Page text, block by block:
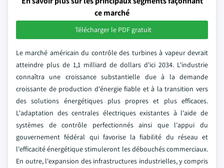
ce marché
Télécharger le PDF gratuit
Le marché américain du contrôle des turbines à vapeur devrait
atteindre plus de 1,1 milliard de dollars d'ici 2034. L'industrie
connaîtra une croissance substantielle due à la demande
croissante de production d'énergie fiable et à la transition vers
des solutions énergétiques plus propres et plus efficaces.
L'adaptation des centrales électriques existantes à l'aide de
systèmes de contrôle perfectionnés ainsi que l'appui du
gouvernement fédéral qui favorise la fiabilité du réseau et
l'efficacité énergétique stimuleront les débouchés commerciaux.
En outre, l'expansion des infrastructures industrielles, y compris